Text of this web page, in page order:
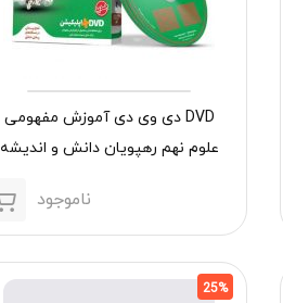
400,000 تومان
بود.
DVD دی وی دی آموزش مفهومی
علوم نهم رهپویان دانش و اندیشه
ناموجود
25%